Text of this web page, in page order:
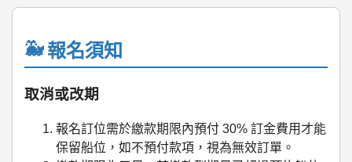
報名須知
取消或改期
報名訂位需於繳款期限內預付 30% 訂金費用才能
保留船位，如不預付款項，視為無效訂單。